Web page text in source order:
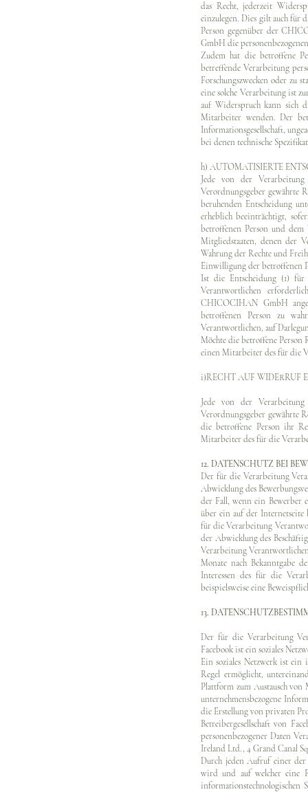
das Recht, jederzeit
einzulegen. Dies gilt auch für
Person gegenüber der
GmbH die
Zudem hat die betroffene
betreffende Verarbeitung
Forschungszwecken oder zu
eine solche Verarbeitung ist
auf Widerspruch kann sich
Mitarbeiter wenden. Der
Informationsgesellschaft,
bei denen technische
h) AUTOMATISIERTE
Jede von der
Verordnungsgeber gewährte
beruhenden Entscheidung
erheblich beeinträchtigt,
betroffenen Person und
Mitgliedstaaten, denen der
Wahrung der Rechte und
Einwilligung der betroffenen
Ist die Entscheidung (1)
Verantwortlichen
CHICOCIHAN GmbH
betroffenen Person zu
Verantwortlichen, auf
Möchte die betroffene Person
einen Mitarbeiter des für die
i)RECHT AUF WIDERRUF
Jede von der
Verordnungsgeber gewährte
die betroffene Person ihr
Mitarbeiter des für die
12. DATENSCHUTZ BEI
Der für die Verarbeitung
Abwicklung des
der Fall, wenn ein Bewerber
über ein auf der
für die Verarbeitung
der Abwicklung des
Verarbeitung
Monate nach Bekanntgabe
Interessen des für die
beispielsweise eine
13.
Der für die Verarbeitung
Facebook ist ein soziales
Ein soziales Netzwerk ist
Regel ermöglicht,
Plattform zum Austausch
unternehmensbezogene
die Erstellung von privaten
Betreibergesellschaft von
personenbezogener Daten
Ireland Ltd., 4 Grand Canal
Durch jeden Aufruf einer
wird und auf welcher eine
informationstechnologischen